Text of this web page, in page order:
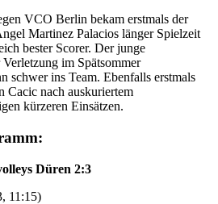
VCO Berlin bekam erstmals der
Martinez Palacios länger Spielzeit
bester Scorer. Der junge
im Spätsommer
schwer ins Team. Ebenfalls erstmals
Cacic nach auskuriertem
kürzeren Einsätzen.
Düren 2:3
11:15)